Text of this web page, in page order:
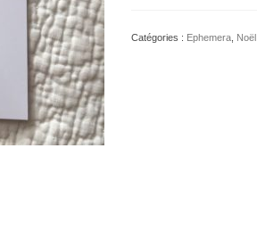
Catégories : Ephemera, Noël